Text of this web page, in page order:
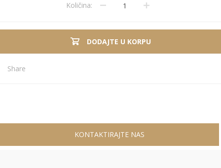
Količina:
DODAJTE U KORPU
Share
KONTAKTIRAJTE NAS